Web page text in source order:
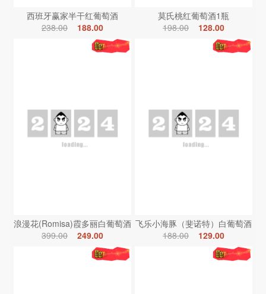
西班牙赢家半干红葡萄酒
238.00
188.00
莫氏桃红葡萄酒1瓶
198.00
128.00
浪漫花(Romisa)霞多丽白葡萄酒
399.00
249.00
飞乐小海豚（斐诺特）白葡萄酒
188.00
129.00